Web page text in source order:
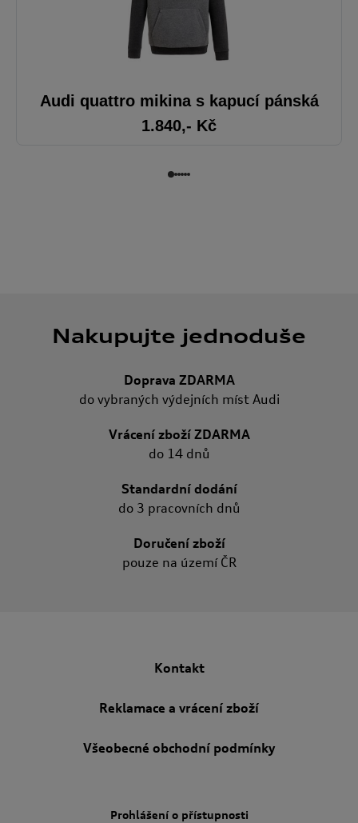
Audi quattro mikina s kapucí pánská
1.840,- Kč
Nakupujte jednoduše
Doprava ZDARMA
do vybraných výdejních míst Audi
Vrácení zboží ZDARMA
do 14 dnů
Standardní dodání
do 3 pracovních dnů
Doručení zboží
pouze na území ČR
Kontakt
Reklamace a vrácení zboží
Všeobecné obchodní podmínky
Prohlášení o přístupnosti